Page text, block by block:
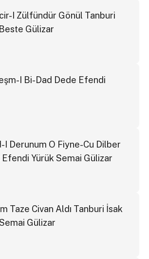
I Zülfündür Gönül Tanburi
Gülizar
I Bi-Dad Dede Efendi
I Derunum O Fiyne-Cu Dilber
Yürük Semai Gülizar
Taze Civan Aldı Tanburi İsak
Gülizar